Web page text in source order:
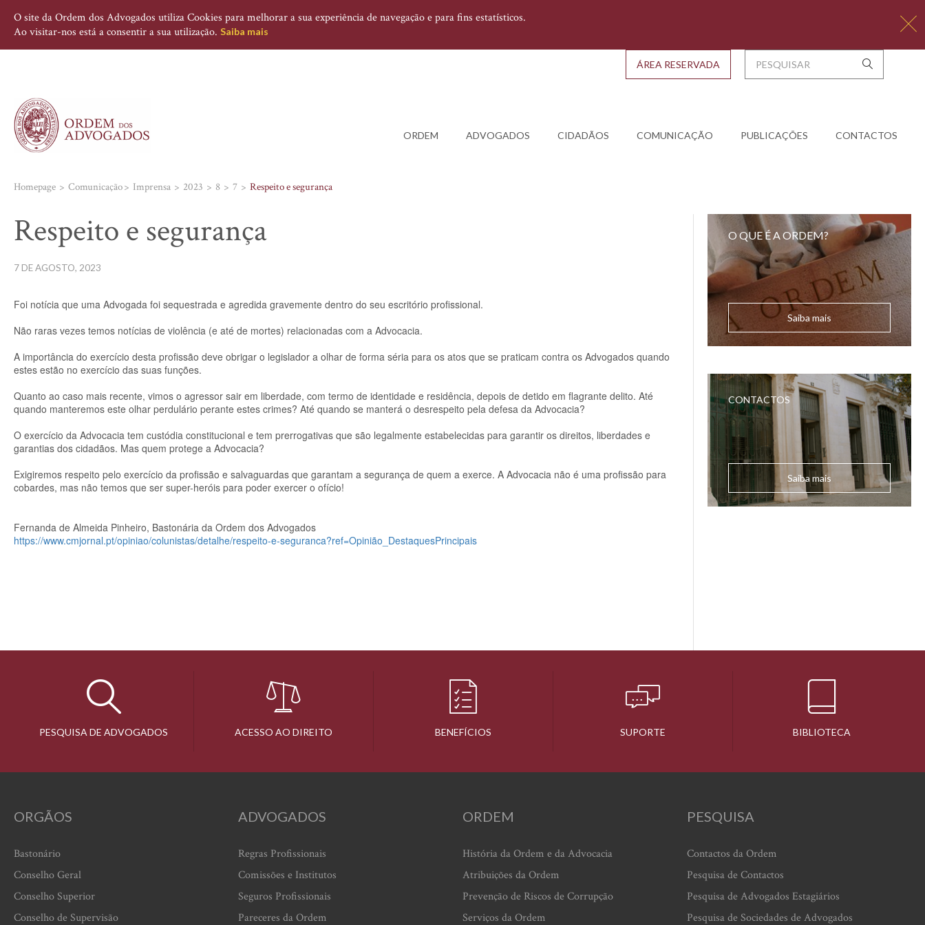
O site da Ordem dos Advogados utiliza Cookies para melhorar a sua experiência de navegação e para fins estatísticos.
Ao visitar-nos está a consentir a sua utilização. Saiba mais
ORDEM ADVOGADOS CIDADÃOS COMUNICAÇÃO PUBLICAÇÕES CONTACTOS
ÁREA RESERVADA
Homepage Comunicação Imprensa 2023 8 7 Respeito e segurança
Respeito e segurança
7 DE AGOSTO, 2023
Foi notícia que uma Advogada foi sequestrada e agredida gravemente dentro do seu escritório profissional.
Não raras vezes temos notícias de violência (e até de mortes) relacionadas com a Advocacia.
A importância do exercício desta profissão deve obrigar o legislador a olhar de forma séria para os atos que se praticam contra os Advogados quando
estes estão no exercício das suas funções.
Quanto ao caso mais recente, vimos o agressor sair em liberdade, com termo de identidade e residência, depois de detido em flagrante delito. Até
quando manteremos este olhar perdulário perante estes crimes? Até quando se manterá o desrespeito pela defesa da Advocacia?
O exercício da Advocacia tem custódia constitucional e tem prerrogativas que são legalmente estabelecidas para garantir os direitos, liberdades e
garantias dos cidadãos. Mas quem protege a Advocacia?
Exigiremos respeito pelo exercício da profissão e salvaguardas que garantam a segurança de quem a exerce. A Advocacia não é uma profissão para
cobardes, mas não temos que ser super-heróis para poder exercer o ofício!
Fernanda de Almeida Pinheiro, Bastonária da Ordem dos Advogados
https://www.cmjornal.pt/opiniao/colunistas/detalhe/respeito-e-seguranca?ref=Opinião_DestaquesPrincipais
O QUE É A ORDEM?
Saiba mais
CONTACTOS
Saiba mais
PESQUISA DE ADVOGADOS ACESSO AO DIREITO BENEFÍCIOS SUPORTE BIBLIOTECA
ORGÃOS
Bastonário
Conselho Geral
Conselho Superior
Conselho de Supervisão
ADVOGADOS
Regras Profissionais
Comissões e Institutos
Seguros Profissionais
Pareceres da Ordem
ORDEM
História da Ordem e da Advocacia
Atribuições da Ordem
Prevenção de Riscos de Corrupção
Serviços da Ordem
PESQUISA
Contactos da Ordem
Pesquisa de Contactos
Pesquisa de Advogados Estagiários
Pesquisa de Sociedades de Advogados